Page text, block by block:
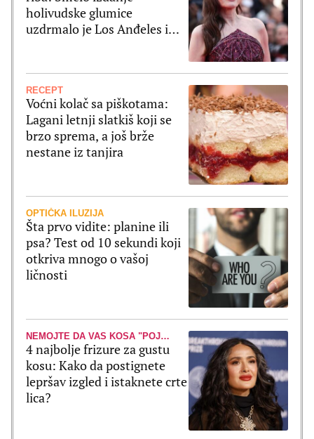
holivudske glumice
uzdrmalo je Los Anđeles i
RECEPT
Voćni kolač sa piškotama:
Lagani letnji slatkiš koji se
brzo sprema, a još brže
nestane iz tanjira
OPTIČKA ILUZIJA
Šta prvo vidite: planine ili
psa? Test od 10 sekundi koji
otkriva mnogo o vašoj
ličnosti
NEMOJTE DA VAS KOSA "POJEDE"
4 najbolje frizure za gustu
kosu: Kako da postignete
lepršav izgled i istaknete crte
lica?